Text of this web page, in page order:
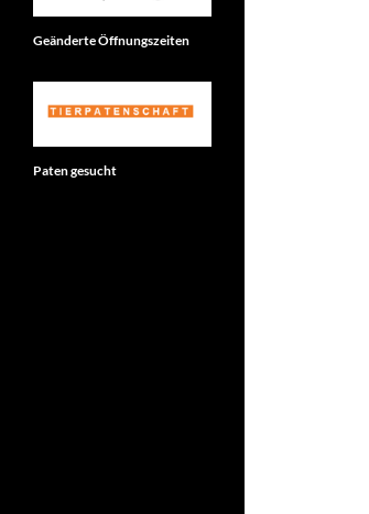
Geänderte Öffnungszeiten
Paten gesucht